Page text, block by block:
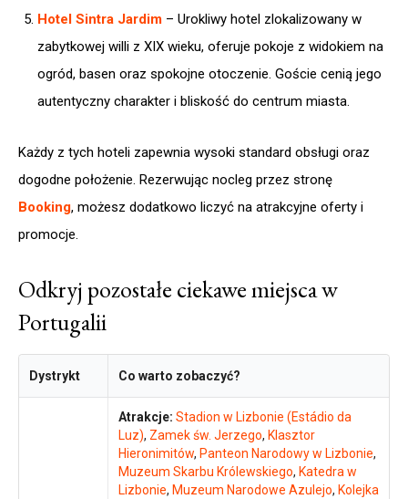
Hotel Sintra Jardim – Urokliwy hotel zlokalizowany w
zabytkowej willi z XIX wieku, oferuje pokoje z widokiem na
ogród, basen oraz spokojne otoczenie. Goście cenią jego
autentyczny charakter i bliskość do centrum miasta.
Każdy z tych hoteli zapewnia wysoki standard obsługi oraz
dogodne położenie. Rezerwując nocleg przez stronę
Booking, możesz dodatkowo liczyć na atrakcyjne oferty i
promocje.
Odkryj pozostałe ciekawe miejsca w
Portugalii
Dystrykt Co warto zobaczyć?
Atrakcje: Stadion w Lizbonie (Estádio da
Luz), Zamek św. Jerzego, Klasztor
Hieronimitów, Panteon Narodowy w Lizbonie,
Muzeum Skarbu Królewskiego, Katedra w
Lizbonie, Muzeum Narodowe Azulejo, Kolejka